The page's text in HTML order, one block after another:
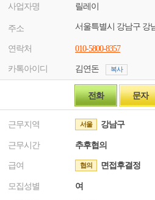
사업자명 릴레이
주소
연락처 010-5800-8357
카톡아이디 김연돈 복사
전화 문자
근무지역 서울 강남구
근무시간 추후협의
급여 협의 면접후결정
모집성별 여